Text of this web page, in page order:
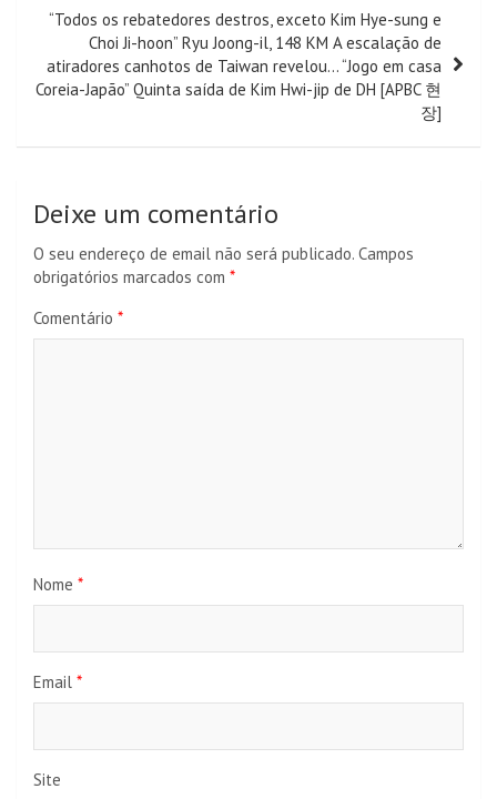
“Todos os rebatedores destros, exceto Kim Hye-sung e
Choi Ji-hoon” Ryu Joong-il, 148 KM A escalação de
atiradores canhotos de Taiwan revelou… “Jogo em casa
Coreia-Japão” Quinta saída de Kim Hwi-jip de DH [APBC 현
장]
Deixe um comentário
O seu endereço de email não será publicado. Campos
obrigatórios marcados com *
Comentário *
Nome *
Email *
Site